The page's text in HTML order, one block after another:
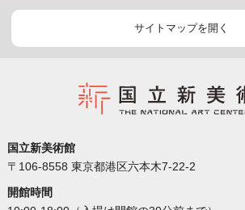
サイトマップを開く
国立新美術館
〒106-8558 東京都港区六本木7-22-2
開館時間